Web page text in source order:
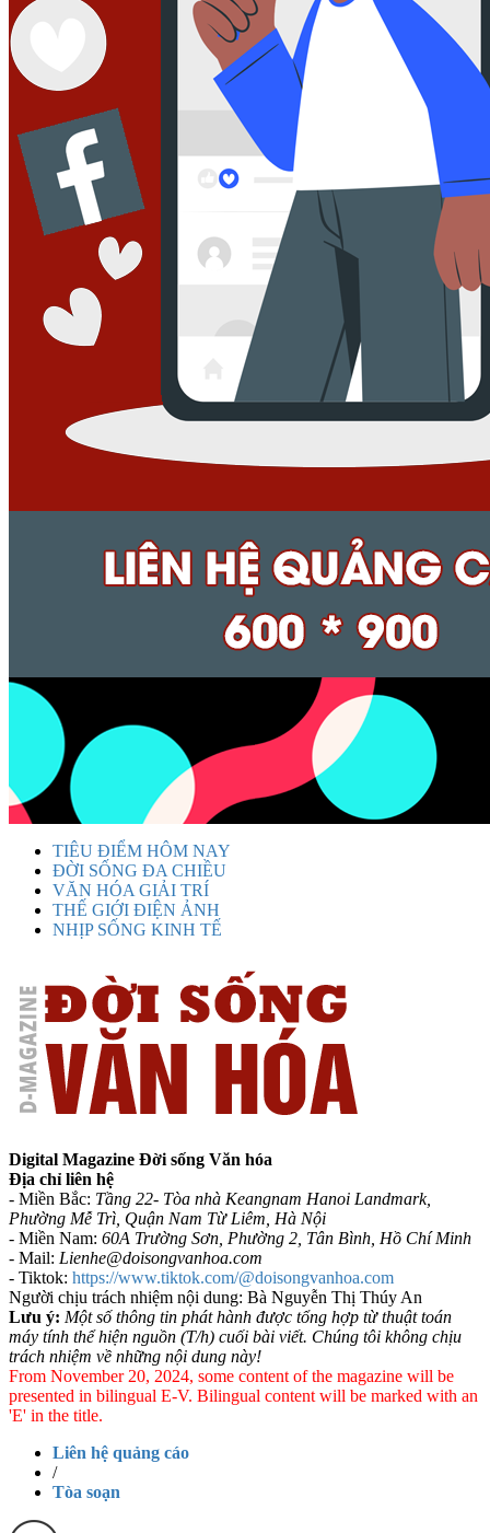
TIÊU ĐIỂM HÔM NAY
ĐỜI SỐNG ĐA CHIỀU
VĂN HÓA GIẢI TRÍ
THẾ GIỚI ĐIỆN ẢNH
NHỊP SỐNG KINH TẾ
Digital Magazine Đời sống Văn hóa
Địa chỉ liên hệ
- Miền Bắc: Tầng 22- Tòa nhà Keangnam Hanoi Landmark,
Phường Mễ Trì, Quận Nam Từ Liêm, Hà Nội
- Miền Nam: 60A Trường Sơn, Phường 2, Tân Bình, Hồ Chí Minh
- Mail: Lienhe@doisongvanhoa.com
- Tiktok: https://www.tiktok.com/@doisongvanhoa.com
Người chịu trách nhiệm nội dung: Bà Nguyễn Thị Thúy An
Lưu ý: Một số thông tin phát hành được tổng hợp từ thuật toán
máy tính thể hiện nguồn (T/h) cuối bài viết. Chúng tôi không chịu
trách nhiệm về những nội dung này!
From November 20, 2024, some content of the magazine will be
presented in bilingual E-V. Bilingual content will be marked with an
'E' in the title.
Liên hệ quảng cáo
/
Tòa soạn